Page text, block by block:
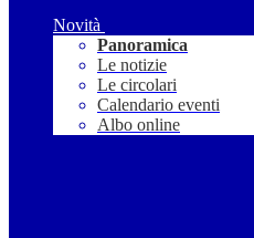
Novità
Panoramica
Le notizie
Le circolari
Calendario eventi
Albo online